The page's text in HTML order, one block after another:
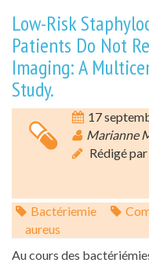
Low-Risk
Patients Do Not
Imaging: A
Study.
17
Marianne
Rédigé par
Bactériemie
aureus
Au cours des